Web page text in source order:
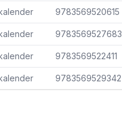
9783569520615
9783569527683
9783569522411
9783569529342